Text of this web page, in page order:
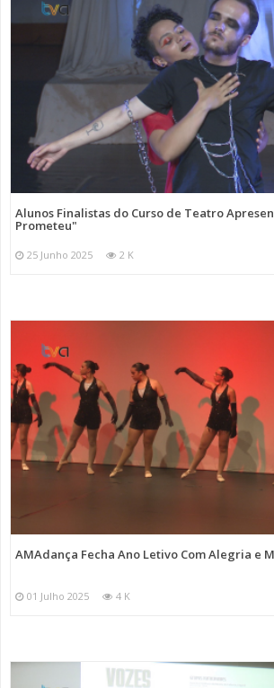
Alunos Finalistas do Curso de Teatro
Prometeu"
25 Junho 2025 2 K
AMAdança Fecha Ano Letivo Com Alegria e
01 Julho 2025 4 K